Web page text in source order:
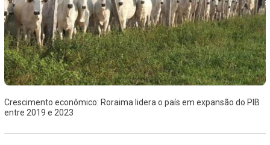
Crescimento econômico: Roraima lidera o país em expansão do PIB
entre 2019 e 2023